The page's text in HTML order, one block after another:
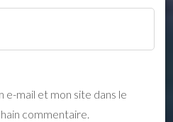
e-mail et mon site dans le
commentaire.